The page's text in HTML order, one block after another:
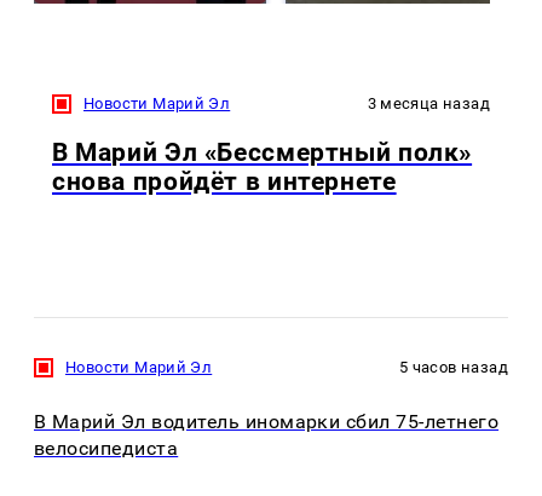
Новости Марий Эл 3 месяца назад
В Марий Эл «Бессмертный полк»
снова пройдёт в интернете
Новости Марий Эл 5 часов назад
В Марий Эл водитель иномарки сбил 75-летнего
велосипедиста